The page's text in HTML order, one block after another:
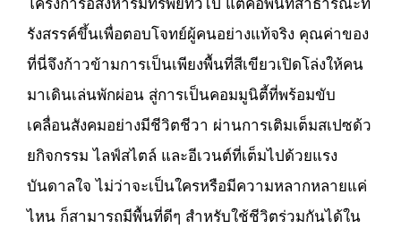
โครงการอสังหาริมทรัพย์ทั่วไป แต่คือพื้นที่สาธารณะที่
รังสรรค์ขึ้นเพื่อตอบโจทย์ผู้คนอย่างแท้จริง คุณค่าของ
ที่นี่จึงก้าวข้ามการเป็นเพียงพื้นที่สีเขียวเปิดโล่งให้คน
มาเดินเล่นพักผ่อน สู่การเป็นคอมมูนิตี้ที่พร้อมขับ
เคลื่อนสังคมอย่างมีชีวิตชีวา ผ่านการเติมเต็มสเปซด้ว
ยกิจกรรม ไลฟ์สไตล์ และอีเวนต์ที่เต็มไปด้วยแรง
บันดาลใจ ไม่ว่าจะเป็นใครหรือมีความหลากหลายแค่
ไหน ก็สามารถมีพื้นที่ดีๆ สำหรับใช้ชีวิตร่วมกันได้ใน